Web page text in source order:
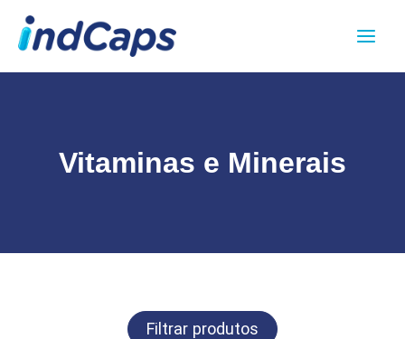
para
conteúdo
Vitaminas e Minerais
Filtrar produtos